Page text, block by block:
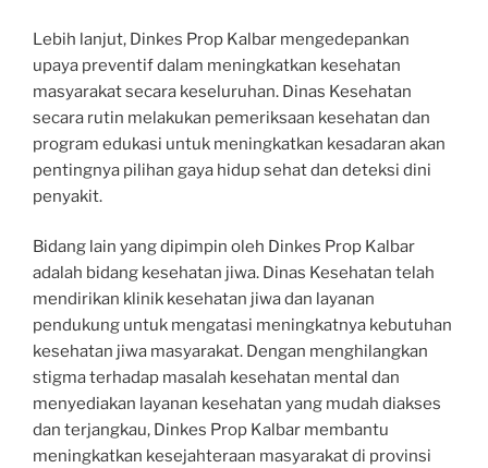
Lebih lanjut, Dinkes Prop Kalbar mengedepankan
upaya preventif dalam meningkatkan kesehatan
masyarakat secara keseluruhan. Dinas Kesehatan
secara rutin melakukan pemeriksaan kesehatan dan
program edukasi untuk meningkatkan kesadaran akan
pentingnya pilihan gaya hidup sehat dan deteksi dini
penyakit.
Bidang lain yang dipimpin oleh Dinkes Prop Kalbar
adalah bidang kesehatan jiwa. Dinas Kesehatan telah
mendirikan klinik kesehatan jiwa dan layanan
pendukung untuk mengatasi meningkatnya kebutuhan
kesehatan jiwa masyarakat. Dengan menghilangkan
stigma terhadap masalah kesehatan mental dan
menyediakan layanan kesehatan yang mudah diakses
dan terjangkau, Dinkes Prop Kalbar membantu
meningkatkan kesejahteraan masyarakat di provinsi